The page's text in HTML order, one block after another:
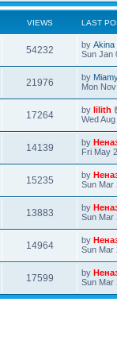
VIEWS LAST
54232 by Akina
Sun Jan
21976 by
Mon
17264 by lilith
Wed
14139 by
Fri May
15235 by
Sun Mar
13883 by
Sun Mar
14964 by
Sun Mar
17599 by
Sun Mar